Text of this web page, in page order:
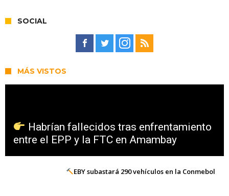
SOCIAL
MÁS VISTOS
Habrían fallecidos tras enfrentamiento
entre el EPP y la FTC en Amambay
EBY subastará 290 vehículos en la Conmebol